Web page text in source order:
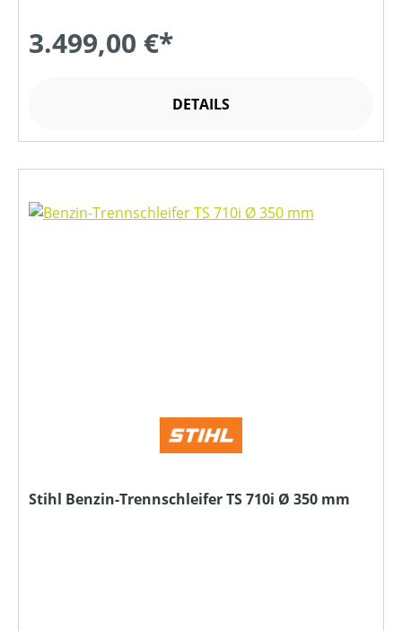
3.499,00 €*
DETAILS
Stihl Benzin-Trennschleifer TS 710i Ø 350 mm